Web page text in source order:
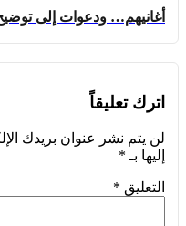
أغانيهم… ودعوات إلى توضيح
اترك تعليقاً
لن يتم نشر عنوان بريدك
إليها بـ *
التعليق *